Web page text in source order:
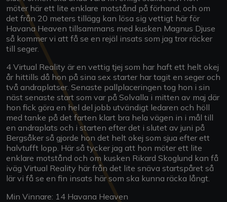
möter här ett lite enklare motstånd på förhand, och om
det från 20 meters tillägg kan lösa sig vettigt här för
Havana Heaven tillsammans med kusken Magnus Djuse
så kommer vi att få se en rejäl insats som jag tror räcker
till seger.
4 Virtual Reality är en vettig tjej som har haft ett helt okej
år hittills då hon på sina sex starter har tagit en seger och
två andraplatser. Senaste pallplaceringen tog hon i sin
näst senaste start som var på Solvalla i mitten av maj där
hon fick göra en hel del jobb utvändigt ledaren och höll
med tanke på det farten klart bra hela vägen in i mål till
en andraplats och i starten efter det i slutet av juni på
Bergsåker så gjorde hon det helt okej som sjua efter ett
halvtufft lopp. Här så tycker jag att hon möter ett lite
enklare motstånd och om kusken Rikard Skoglund kan få
iväg Virtual Reality här från det lite snäva startspåret så
lär vi få se en fin insats här som ska kunna räcka långt.
Min Vinnare: 14 Havana Heaven